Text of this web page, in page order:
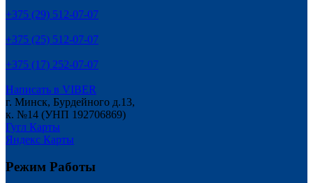
+375 (29) 512-07-07
+375 (25) 512-07-07
+375 (17) 252-07-07
Написать в VIBER
г. Минск, Бурдейного д.13,
к. №14 (УНП 192706869)
Гугл Карты
Яндекс Карты
Режим Работы